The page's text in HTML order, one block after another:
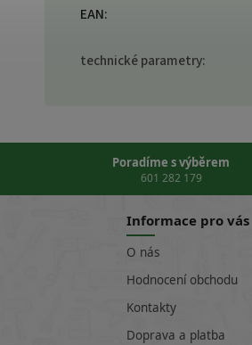
EAN:
technické parametry:
Poradíme s výběrem
601 282 179
Informace pro vás
O nás
Hodnocení obchodu
Kontakty
Doprava a platba